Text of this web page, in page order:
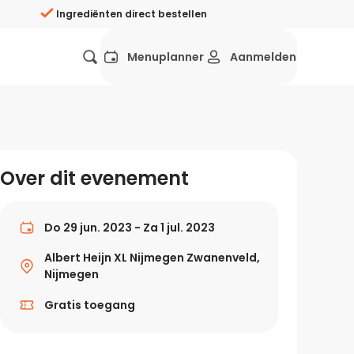
Ingrediënten direct bestellen
Wat eten we vandaag?
Gezonde recepten
Recepten avondeten
Makkelijke recepten
Menuplanner Aanmelden
Over dit evenement
Do 29 jun. 2023 - Za 1 jul. 2023
Albert Heijn XL Nijmegen Zwanenveld,
Nijmegen
Gratis toegang